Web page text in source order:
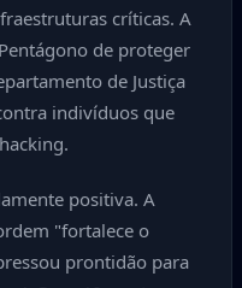
críticas. A
de proteger
de Justiça
indivíduos que
positiva. A
"fortalece o
prontidão para